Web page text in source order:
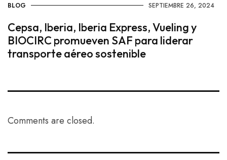
BLOG SEPTIEMBRE 26, 2024
Cepsa, Iberia, Iberia Express, Vueling y
BIOCIRC promueven SAF para liderar
transporte aéreo sostenible
Comments are closed.